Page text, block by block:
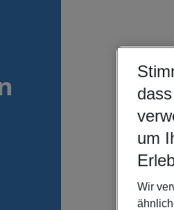
um
Wir